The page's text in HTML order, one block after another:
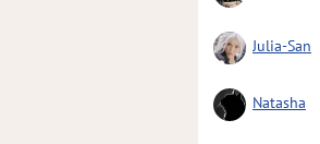
Julia-San
Natasha